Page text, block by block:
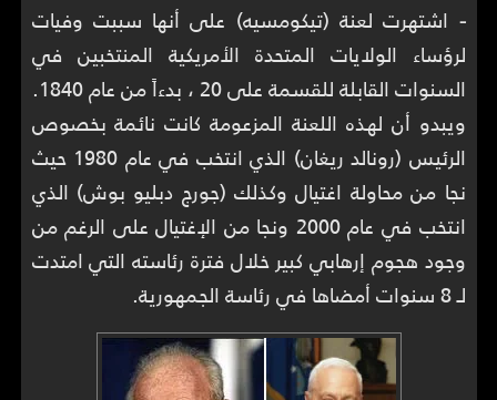
- اشتهرت لعنة (تيكومسيه) على أنها سببت وفيات
لرؤساء الولايات المتحدة الأمريكية المنتخبين في
السنوات القابلة للقسمة على 20 ، بدءاً من عام 1840.
ويبدو أن لهذه اللعنة المزعومة كانت نائمة بخصوص
الرئيس (رونالد ريغان) الذي انتخب في عام 1980 حيث
نجا من محاولة اغتيال وكذلك (جورج دبليو بوش) الذي
انتخب في عام 2000 ونجا من الإغتيال على الرغم من
وجود هجوم إرهابي كبير خلال فترة رئاسته التي امتدت
لـ 8 سنوات أمضاها في رئاسة الجمهورية.